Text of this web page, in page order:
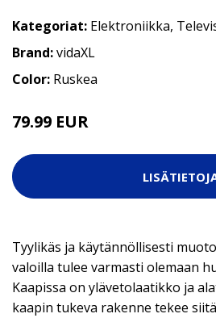
Kategoriat: Elektroniikka,
Brand:vidaXL
Color: Ruskea
79.99 EUR
Tyylikäs ja käytännöllisesti
valoilla tulee varmasti olemaan
Kaapissa on ylävetolaatikko ja
kaapin tukeva rakenne tekee